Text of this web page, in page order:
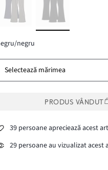
negru
Selectează mărimea
PRODUS VÂNDUT
39 persoane apreciează acest
29 persoane au vizualizat